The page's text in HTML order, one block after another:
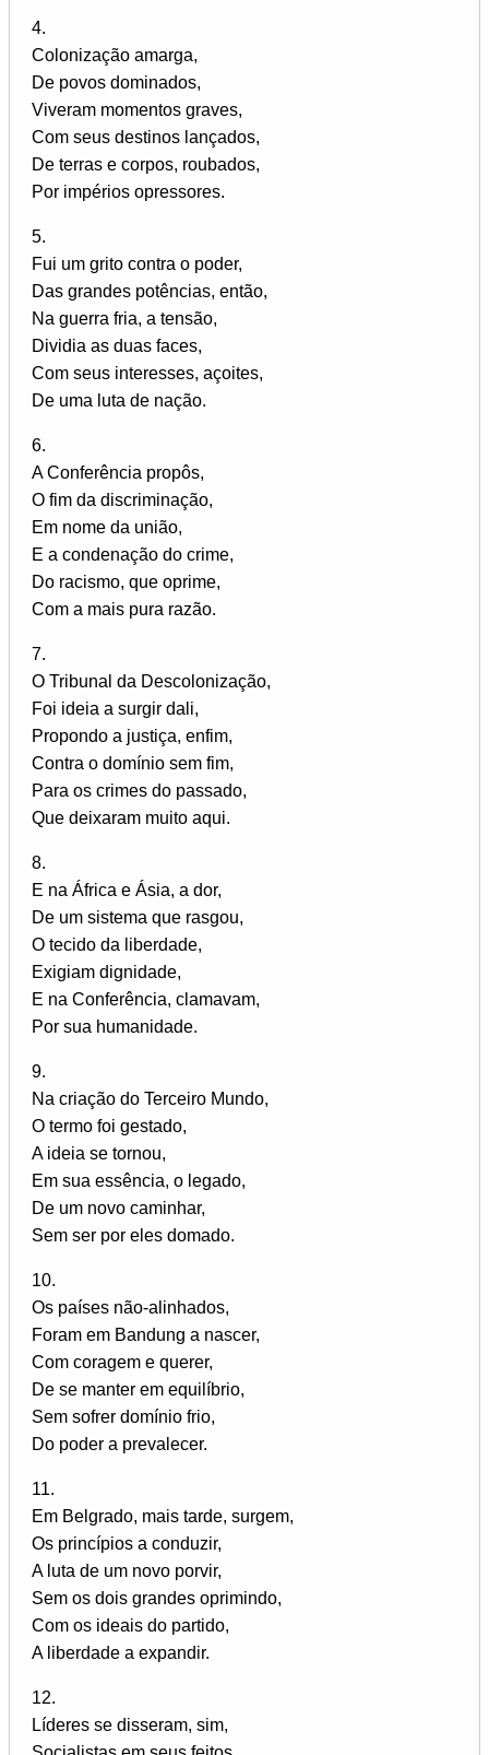
4.
Colonização amarga,
De povos dominados,
Viveram momentos graves,
Com seus destinos lançados,
De terras e corpos, roubados,
Por impérios opressores.
5.
Fui um grito contra o poder,
Das grandes potências, então,
Na guerra fria, a tensão,
Dividia as duas faces,
Com seus interesses, açoites,
De uma luta de nação.
6.
A Conferência propôs,
O fim da discriminação,
Em nome da união,
E a condenação do crime,
Do racismo, que oprime,
Com a mais pura razão.
7.
O Tribunal da Descolonização,
Foi ideia a surgir dali,
Propondo a justiça, enfim,
Contra o domínio sem fim,
Para os crimes do passado,
Que deixaram muito aqui.
8.
E na África e Ásia, a dor,
De um sistema que rasgou,
O tecido da liberdade,
Exigiam dignidade,
E na Conferência, clamavam,
Por sua humanidade.
9.
Na criação do Terceiro Mundo,
O termo foi gestado,
A ideia se tornou,
Em sua essência, o legado,
De um novo caminhar,
Sem ser por eles domado.
10.
Os países não-alinhados,
Foram em Bandung a nascer,
Com coragem e querer,
De se manter em equilíbrio,
Sem sofrer domínio frio,
Do poder a prevalecer.
11.
Em Belgrado, mais tarde, surgem,
Os princípios a conduzir,
A luta de um novo porvir,
Sem os dois grandes oprimindo,
Com os ideais do partido,
A liberdade a expandir.
12.
Líderes se disseram, sim,